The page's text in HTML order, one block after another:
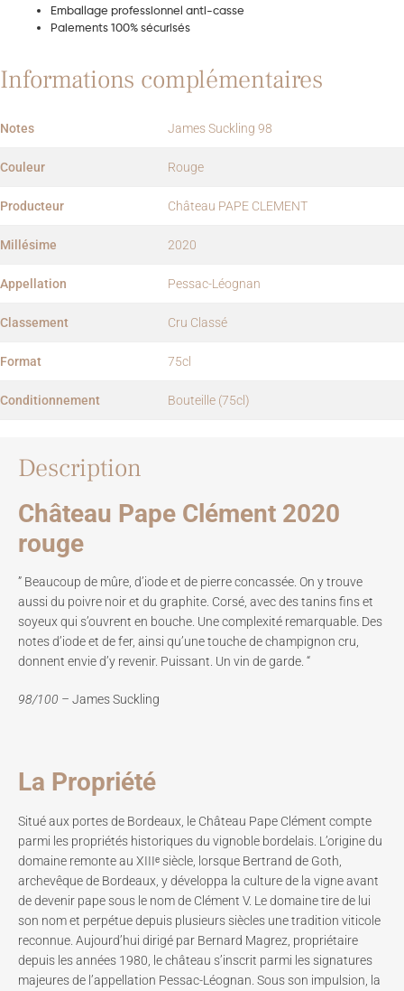
Emballage professionnel anti-casse
Paiements 100% sécurisés
Description
Château Pape Clément 2020
rouge
” Beaucoup de mûre, d’iode et de pierre concassée. On y trouve
aussi du poivre noir et du graphite. Corsé, avec des tanins fins et
soyeux qui s’ouvrent en bouche. Une complexité remarquable. Des
notes d’iode et de fer, ainsi qu’une touche de champignon cru,
donnent envie d’y revenir. Puissant. Un vin de garde. “
98/100 – James Suckling
La Propriété
Situé aux portes de Bordeaux, le Château Pape Clément compte
parmi les propriétés historiques du vignoble bordelais. L’origine du
domaine remonte au XIIIᵉ siècle, lorsque Bertrand de Goth,
archevêque de Bordeaux, y développa la culture de la vigne avant
de devenir pape sous le nom de Clément V. Le domaine tire de lui
son nom et perpétue depuis plusieurs siècles une tradition viticole
reconnue. Aujourd’hui dirigé par Bernard Magrez, propriétaire
depuis les années 1980, le château s’inscrit parmi les signatures
majeures de l’appellation Pessac-Léognan. Sous son impulsion, la
Informations complémentaires
Notes James Suckling 98
Couleur Rouge
Producteur Château PAPE CLEMENT
Millésime 2020
Appellation Pessac-Léognan
Classement Cru Classé
Format 75cl
Conditionnement Bouteille (75cl)